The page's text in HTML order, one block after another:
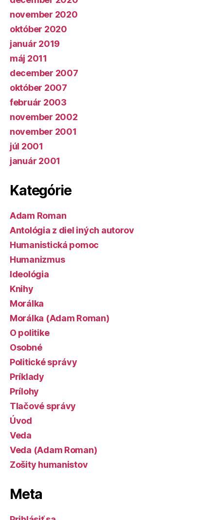
november 2020
október 2020
január 2019
máj 2011
december 2007
október 2007
február 2003
november 2002
november 2001
júl 2001
január 2001
Kategórie
Adam Roman
Antológia z diel iných autorov
Humanistická pomoc
Humanizmus
Ideológia
Knihy
Morálka
Morálka (Adam Roman)
O politike
Osobné
Politické správy
Príklady
Prílohy
Tlačové správy
Úvod
Veda
Veda (Adam Roman)
Zošity humanistov
Meta